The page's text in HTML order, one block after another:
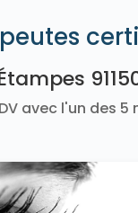
avec l'un des